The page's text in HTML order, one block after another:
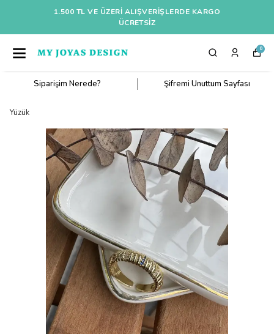
1.500 TL VE ÜZERI ALIŞVERIŞLERDE KARGO
ÜCRETSİZ
0
Siparişim Nerede? Şifremi Unuttum Sayfası
Yüzük